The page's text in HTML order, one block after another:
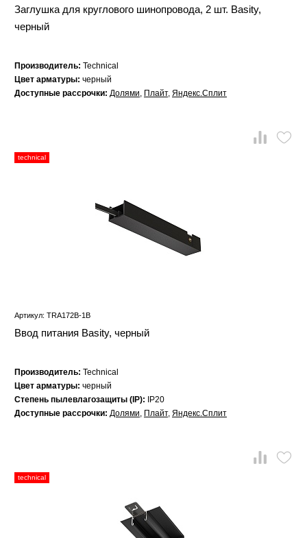
Заглушка для круглового шинопровода, 2 шт. Basity,
черный
Производитель: Technical
Цвет арматуры: черный
Доступные рассрочки: Долями, Плайт, Яндекс.Сплит
technical
Артикул: TRA172B-1B
Ввод питания Basity, черный
Производитель: Technical
Цвет арматуры: черный
Степень пылевлагозащиты (IP):
IP20
Доступные рассрочки: Долями, Плайт, Яндекс.Сплит
technical